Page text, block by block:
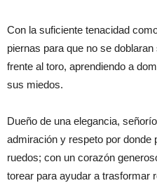
Con la suficiente tenacidad
piernas para que no se
frente al toro, aprendiendo a
sus miedos.
Dueño de una elegancia,
admiración y respeto por donde
ruedos; con un corazón
torear para ayudar a trasformar